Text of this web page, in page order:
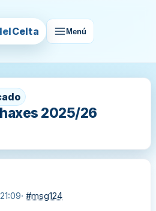
Celta Menú
2025/26
· #msg124